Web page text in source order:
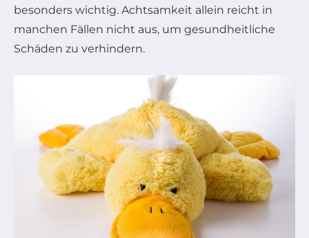
besonders wichtig. Achtsamkeit allein reicht in
manchen Fällen nicht aus, um gesundheitliche
Schäden zu verhindern.